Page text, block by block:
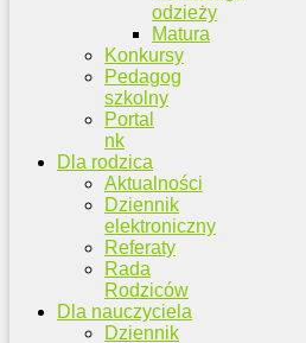
odzieży
Matura
Konkursy
Pedagog
szkolny
Portal
nk
Dla rodzica
Aktualności
Dziennik
elektroniczny
Referaty
Rada
Rodziców
Dla nauczyciela
Dziennik